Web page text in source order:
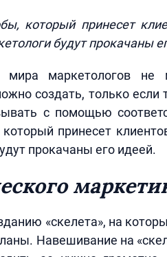
который принесет
будут прокачаны
мира маркетологов
создать, только если
с помощью
принесет
прокачаны его идеей.
«скелета», на
Навешивание на